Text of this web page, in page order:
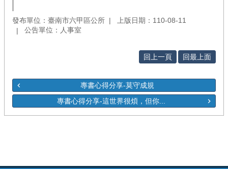
發布單位：臺南市六甲區公所
上版日期：110-08-11
公告單位：人事室
回上一頁 回最上面
專書心得分享-莫守成規
專書心得分享-這世界很煩，但你...